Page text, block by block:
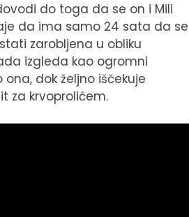
do toga da se on i Mili
da ima samo 24 sata da se
zarobljena u obliku
izgleda kao ogromni
dok željno iščekuje
za krvoprolićem.